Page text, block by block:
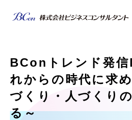
BConトレンド発
れからの時代に求
づくり・人づくり
る～